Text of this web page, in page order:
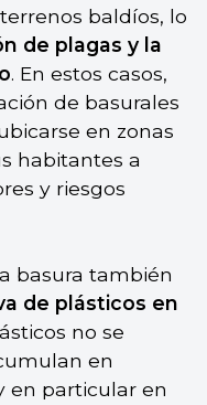
baldíos, lo
de plagas y la
. En estos casos,
de basurales
en zonas
habitantes a
y riesgos
basura también
de plásticos en
no se
en
en particular en